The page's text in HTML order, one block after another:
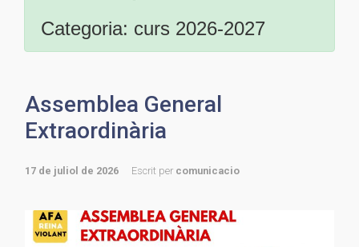
Categoria: curs 2026-2027
Assemblea General
Extraordinària
17 de juliol de 2026 Escrit per comunicacio